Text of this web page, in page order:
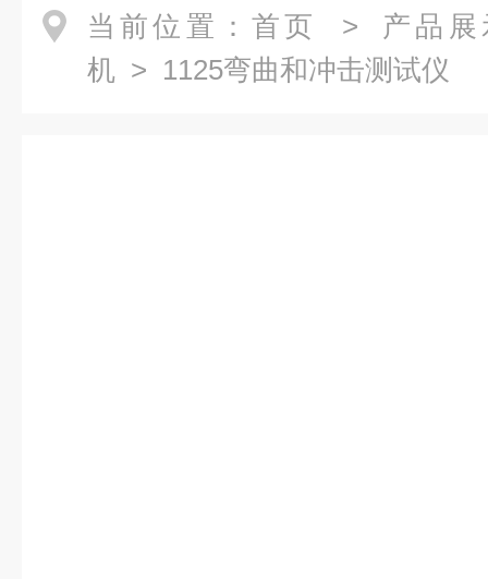
当前位置： 首页 > 产品展
机 > 1125弯曲和冲击测试仪